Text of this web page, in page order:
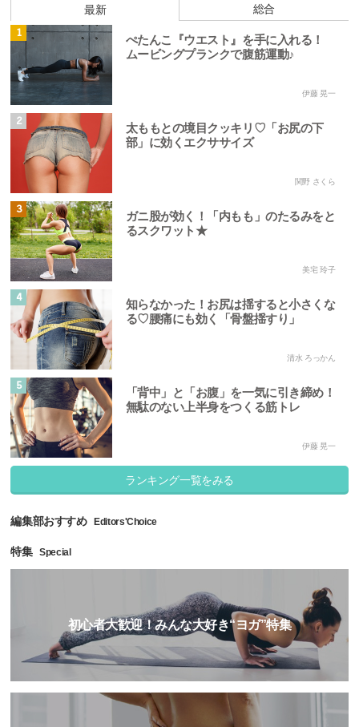
最新 総合
1
ぺたんこ『ウエスト』を手に入れる！
ムービングプランクで腹筋運動♪
伊藤 晃一
2
太ももとの境目クッキリ♡「お尻の下
部」に効くエクササイズ
関野 さくら
3
ガニ股が効く！「内もも」のたるみをと
るスクワット★
美宅 玲子
4
知らなかった！お尻は揺すると小さくな
る♡腰痛にも効く「骨盤揺すり」
清水 ろっかん
5
「背中」と「お腹」を一気に引き締め！
無駄のない上半身をつくる筋トレ
伊藤 晃一
ランキング一覧をみる
編集部おすすめ Editors'Choice
特集 Special
初心者大歓迎！みんな大好き“ヨガ”特集